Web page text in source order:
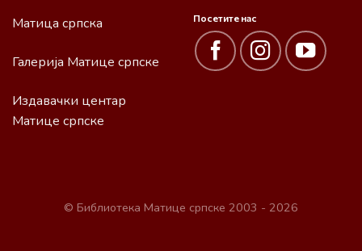
Матица српска
Галерија Матице српске
Издавачки центар
Матице српске
Посетите нас
© Библиотека Матице српске 2003 - 2026